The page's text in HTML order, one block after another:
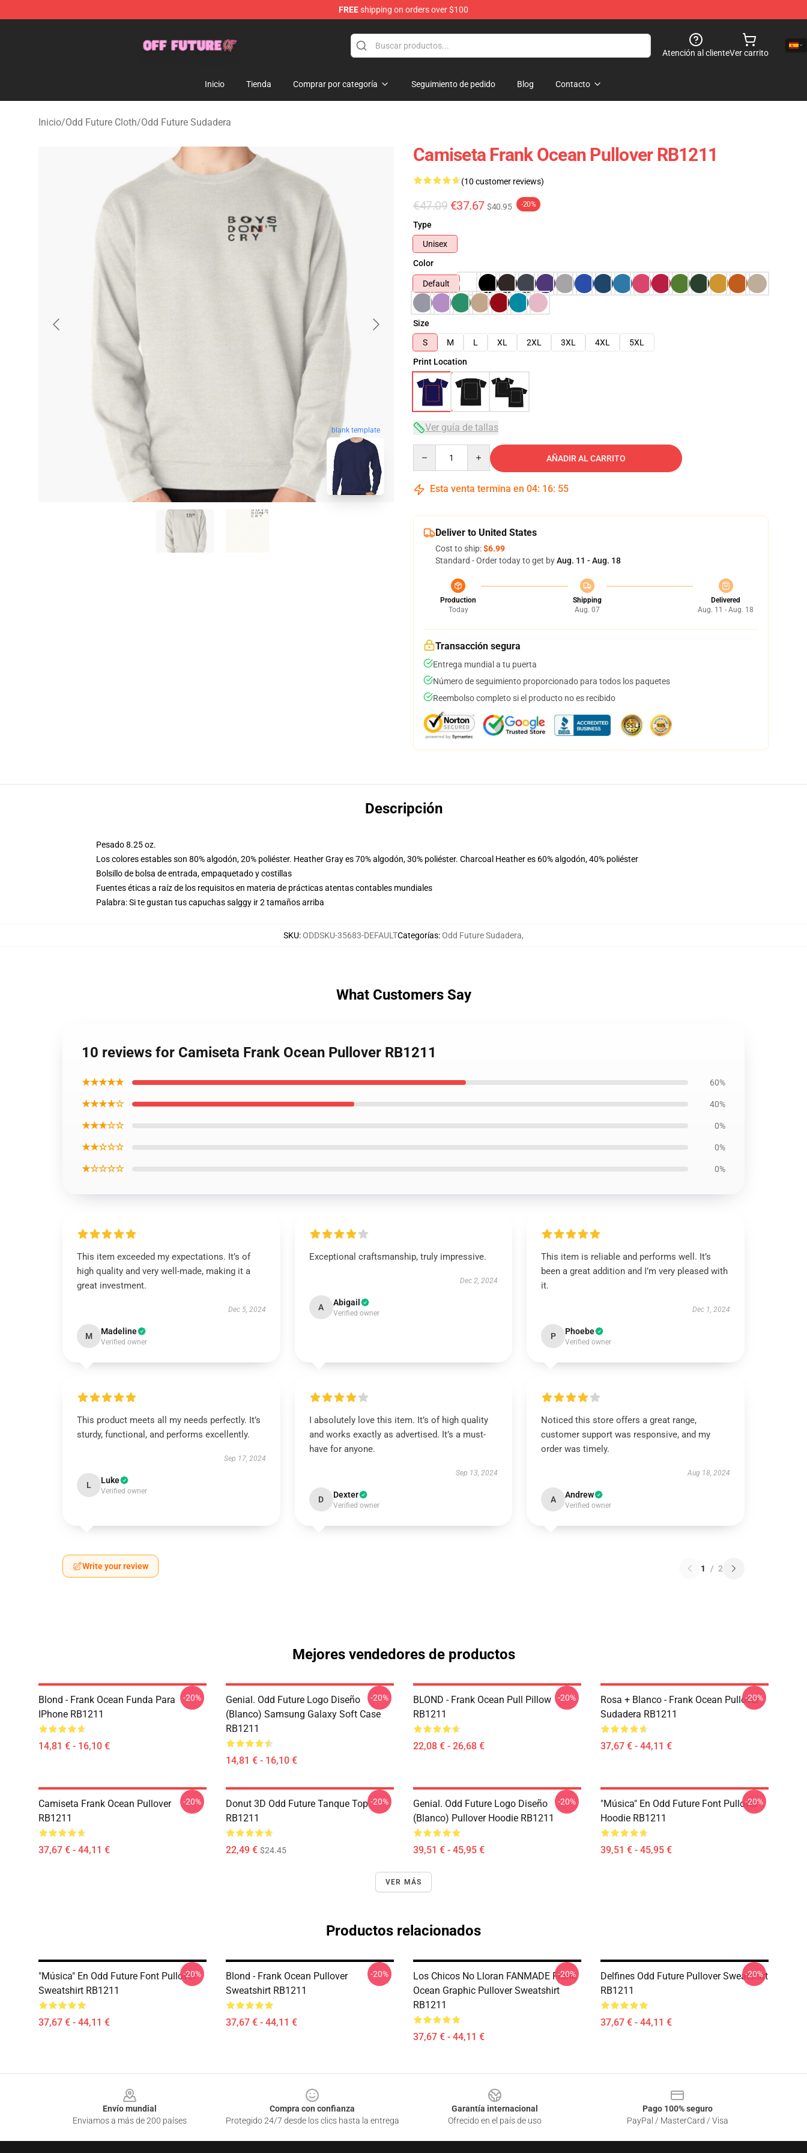
FREEshipping on orders over $100
Atención al clienteVer carrito
Inicio Tienda Comprar por categoría Seguimiento de pedido Blog Contacto
Inicio/Odd Future Cloth/Odd Future Sudadera
blank template
Camiseta Frank Ocean Pullover RB1211
(10 customer reviews)
€47.09 €37.67 $40.95 -20%
Type
Unisex
Color
Default
Size
S
M L XL 2XL 3XL 4XL
5XL
Print Location
Ver guía de tallas
AÑADIR AL CARRITO
Esta venta termina en 04: 16: 54
Deliver to United States
Cost to ship:$6.99
Standard - Order today to get byAug. 11 - Aug. 18
Production
Today
Shipping
Aug. 07
Delivered
Aug. 11 - Aug. 18
Transacción segura
Entrega mundial a tu puerta
Número de seguimiento proporcionado para todos los paquetes
Reembolso completo si el producto no es recibido
Descripción
Pesado 8.25 oz.
Los colores estables son 80% algodón, 20% poliéster. Heather Gray es 70% algodón, 30% poliéster. Charcoal Heather es 60% algodón, 40% poliéster
Bolsillo de bolsa de entrada, empaquetado y costillas
Fuentes éticas a raíz de los requisitos en materia de prácticas atentas contables mundiales
Palabra: Si te gustan tus capuchas salggy ir 2 tamaños arriba
SKU:ODDSKU-35683-DEFAULTCategorías:Odd Future Sudadera,
What Customers Say
10 reviews for Camiseta Frank Ocean Pullover RB1211
★★★★★ 60%
★★★★☆ 40%
★★★☆☆ 0%
★★☆☆☆ 0%
★☆☆☆☆ 0%
This item exceeded my expectations. It’s of
high quality and very well-made, making it a
great investment.
Dec 5, 2024
M Madeline
Verified owner
Exceptional craftsmanship, truly impressive.
Dec 2, 2024
A Abigail
Verified owner
This item is reliable and performs well. It’s
been a great addition and I’m very pleased with
it.
Dec 1, 2024
P Phoebe
Verified owner
This product meets all my needs perfectly. It’s
sturdy, functional, and performs excellently.
Sep 17, 2024
L Luke
Verified owner
I absolutely love this item. It’s of high quality
and works exactly as advertised. It’s a must-
have for anyone.
Sep 13, 2024
D Dexter
Verified owner
Noticed this store offers a great range,
customer support was responsive, and my
order was timely.
Aug 18, 2024
A Andrew
Verified owner
Write your review 1 / 2
Mejores vendedores de productos
Blond - Frank Ocean Funda Para
IPhone RB1211
14,81 € - 16,10 €
-20%
Genial. Odd Future Logo Diseño
(blanco) Samsung Galaxy Soft Case
RB1211
14,81 € - 16,10 €
-20%
BLOND - Frank Ocean Pull Pillow
RB1211
22,08 € - 26,68 €
-20%
Rosa + Blanco - Frank Ocean Pullover
Sudadera RB1211
37,67 € - 44,11 €
-20%
Camiseta Frank Ocean Pullover
RB1211
37,67 € - 44,11 €
-20%
Donut 3D Odd Future Tanque Top
RB1211
22,49 € $24.45
-20%
Genial. Odd Future Logo Diseño
(blanco) Pullover Hoodie RB1211
39,51 € - 45,95 €
-20%
"Música" En Odd Future Font Pullover
Hoodie RB1211
39,51 € - 45,95 €
-20%
VER MÁS
Productos relacionados
"Música" En Odd Future Font Pullover
Sweatshirt RB1211
37,67 € - 44,11 €
-20%
Blond - Frank Ocean Pullover
Sweatshirt RB1211
37,67 € - 44,11 €
-20%
Los Chicos No Lloran FANMADE Frank
Ocean Graphic Pullover Sweatshirt
RB1211
37,67 € - 44,11 €
-20%
Delfines Odd Future Pullover Sweatshirt
RB1211
37,67 € - 44,11 €
-20%
Envío mundial
Enviamos a más de 200 países
Compra con confianza
Protegido 24/7 desde los clics hasta la entrega
Garantía internacional
Ofrecido en el país de uso
Pago 100% seguro
PayPal / MasterCard / Visa